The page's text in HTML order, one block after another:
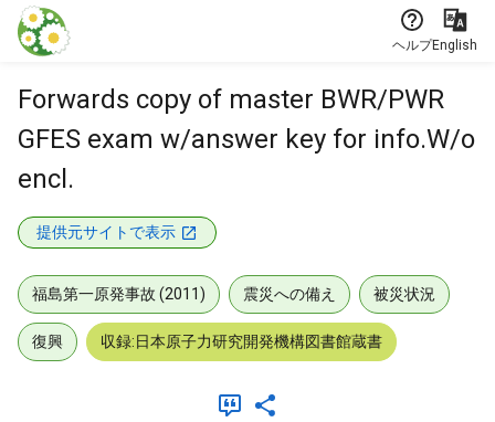
本文に飛ぶ
ヘルプEnglish
Forwards copy of master BWR/PWR
GFES exam w/answer key for info.W/o
encl.
提供元サイトで表示
福島第一原発事故 (2011) 震災への備え 被災状況
復興 収録:日本原子力研究開発機構図書館蔵書